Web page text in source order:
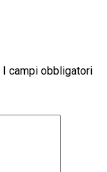
I campi obbligatori